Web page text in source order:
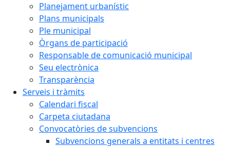
Planejament urbanístic
Plans municipals
Ple municipal
Òrgans de participació
Responsable de comunicació municipal
Seu electrònica
Transparència
Serveis i tràmits
Calendari fiscal
Carpeta ciutadana
Convocatòries de subvencions
Subvencions generals a entitats i centres